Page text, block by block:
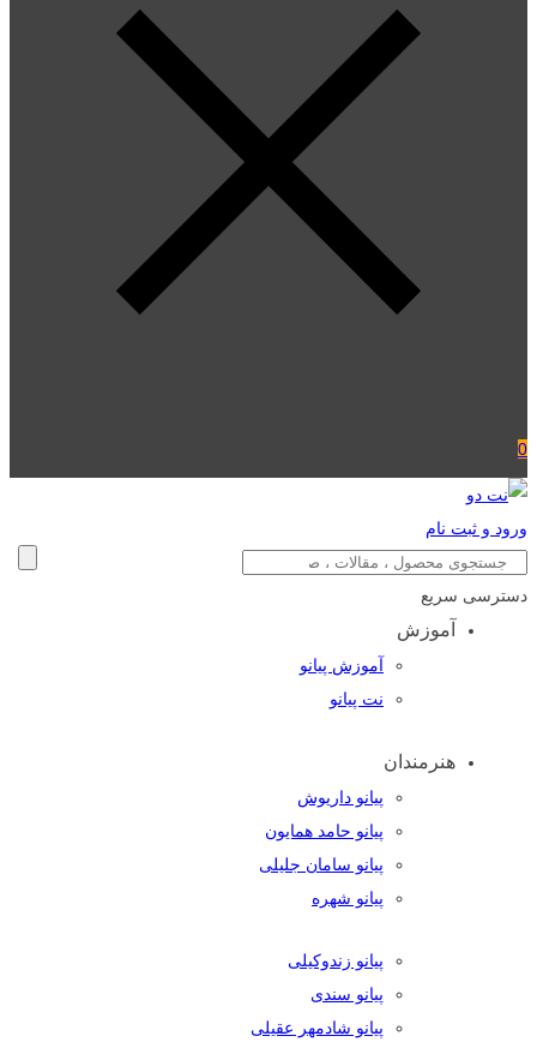
0
ورود و ثبت نام
دسترسی سریع
آموزش
آموزش پیانو
نت پیانو
هنرمندان
پیانو داریوش
پیانو حامد همایون
پیانو سامان جلیلی
پیانو شهره
پیانو زندوکیلی
پیانو سندی
پیانو شادمهر عقیلی